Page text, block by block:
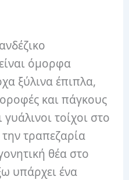
όμορφα
ξύλινα έπιπλα,
και πάγκους
τοίχοι στο
τραπεζαρία
θέα στο
υπάρχει ένα